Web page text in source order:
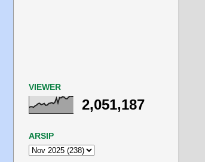
VIEWER
2,051,187
ARSIP